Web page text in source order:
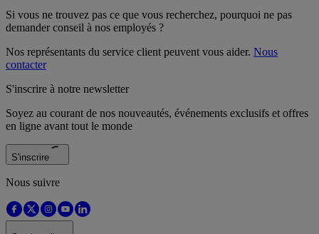
Si vous ne trouvez pas ce que vous recherchez, pourquoi ne pas
demander conseil à nos employés ?
Nos représentants du service client peuvent vous aider. Nous
contacter
S'inscrire à notre newsletter
Soyez au courant de nos nouveautés, événements exclusifs et offres
en ligne avant tout le monde
S'inscrire
Nous suivre